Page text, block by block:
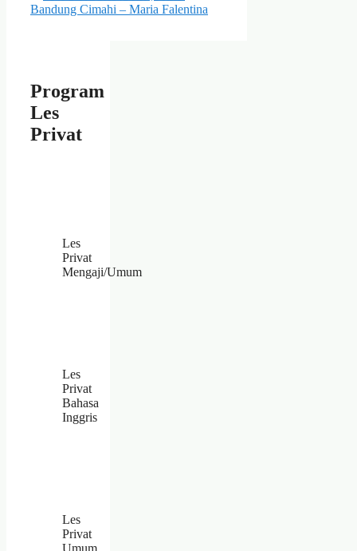
Bandung Cimahi – Maria Falentina
Program
Les
Privat
Les
Privat
Mengaji/Umum
Les
Privat
Bahasa
Inggris
Les
Privat
Umum